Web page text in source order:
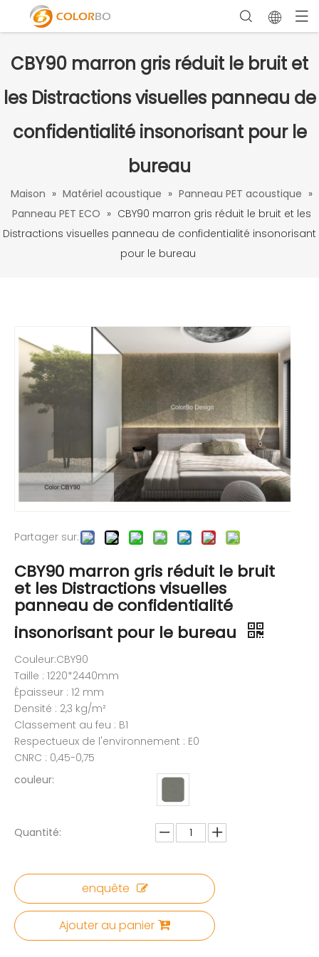
CBY90 marron gris réduit le bruit et
les Distractions visuelles panneau de
confidentialité insonorisant pour le
bureau
Maison » Matériel acoustique » Panneau PET acoustique »
Panneau PET ECO » CBY90 marron gris réduit le bruit et les
Distractions visuelles panneau de confidentialité insonorisant
pour le bureau
Partager sur:
CBY90 marron gris réduit le bruit
et les Distractions visuelles
panneau de confidentialité
insonorisant pour le bureau
Couleur:CBY90
Taille : 1220*2440mm
Épaisseur : 12 mm
Densité : 2,3 kg/m²
Classement au feu : B1
Respectueux de l'environnement : E0
CNRC : 0,45-0,75
couleur:
Quantité:
enquête
Ajouter au panier